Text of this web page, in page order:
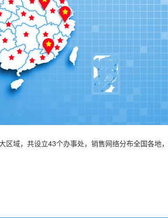
域，共设立43个办事处，销售网络分布全国各地，